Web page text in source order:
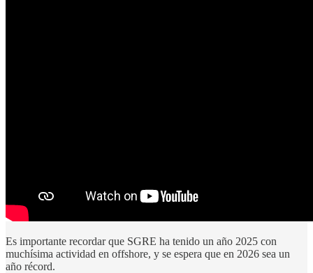
Es importante recordar que SGRE ha tenido un año 2025 con
muchísima actividad en offshore, y se espera que en 2026 sea un
año récord.